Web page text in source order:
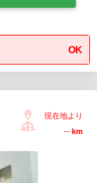
OK
現在地より
-- km